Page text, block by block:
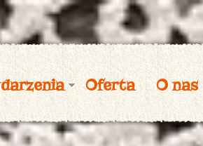
Przejdź
do
treści
Oferta O nas